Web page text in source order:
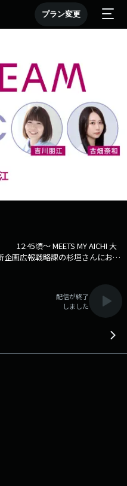
プラン変更
12:45頃～ MEETS MY AICHI 大
画広報戦略課の杉垣さんにお話
「お昼に一問デイドリ
れ習ったはずなのに…”と記憶を
に頭の体操してみましょ
」 月ごとにテーマを変えて曲
ィは月～水は吉川朋江、木は古
Xハッシュタグは「#デイドリ
」
配信が終了
しました